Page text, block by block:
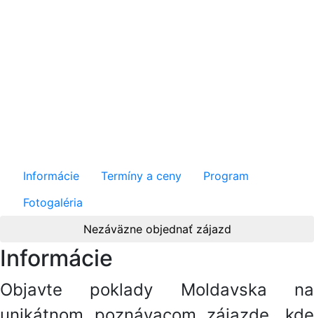
Informácie Termíny a ceny
Program
Fotogaléria
Nezáväzne objednať zájazd
Informácie
Objavte poklady Moldavska na